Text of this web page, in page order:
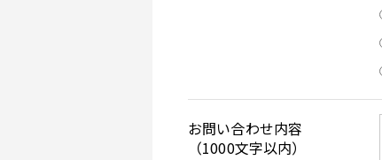
お問い合わせ内容
（1000文字以内）